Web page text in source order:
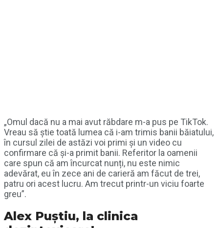
„Omul dacă nu a mai avut răbdare m-a pus pe TikTok.
Vreau să știe toată lumea că i-am trimis banii băiatului,
în cursul zilei de astăzi voi primi și un video cu
confirmare că și-a primit banii. Referitor la oamenii
care spun că am încurcat nunți, nu este nimic
adevărat, eu în zece ani de carieră am făcut de trei,
patru ori acest lucru. Am trecut printr-un viciu foarte
greu”.
Alex Puștiu, la clinica